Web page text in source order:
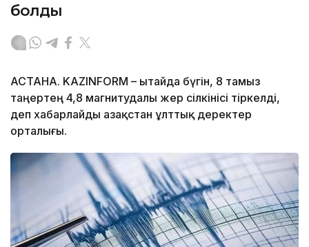
болды
АСТАНА. KAZINFORM – Қытайда бүгін, 8 тамыз
таңертең 4,8 магнитудалы жер сілкінісі тіркелді,
деп хабарлайды Қазақстан ұлттық деректер
орталығы.